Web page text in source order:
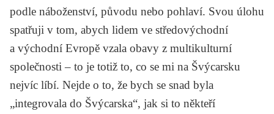
podle náboženství, původu nebo pohlaví. Svou úlohu
spatřuji v tom, abych lidem ve středovýchodní
a východní Evropě vzala obavy z multikulturní
společnosti – to je totiž to, co se mi na Švýcarsku
nejvíc líbí. Nejde o to, že bych se snad byla
„integrovala do Švýcarska“, jak si to někteří